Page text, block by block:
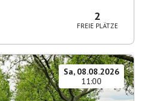
2
FREIE PLÄTZE
Sa, 08.08.2026
11:00